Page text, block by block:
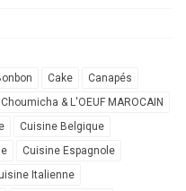
Cake
Canapés
Choumicha & L'OEUF MAROCAIN
Cuisine Belgique
Cuisine Espagnole
Italienne